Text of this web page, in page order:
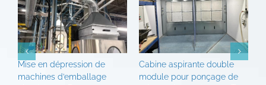
Mise en dépression de
machines d’emballage
Cabine aspirante double
module pour ponçage de